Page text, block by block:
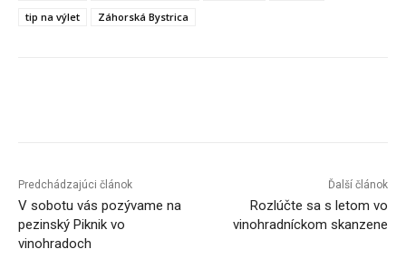
tip na výlet
Záhorská Bystrica
Predchádzajúci článok
V sobotu vás pozývame na
pezinský Piknik vo
vinohradoch
Ďalší článok
Rozlúčte sa s letom vo
vinohradníckom skanzene